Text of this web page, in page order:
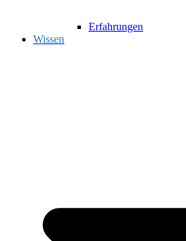
Erfahrungen
Wissen